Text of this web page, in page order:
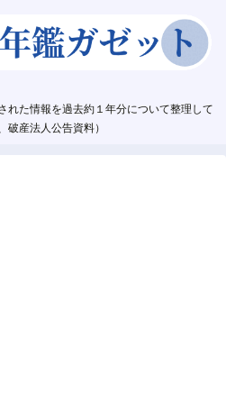
れた情報を過去約１年分について整理して
破産法人公告資料）